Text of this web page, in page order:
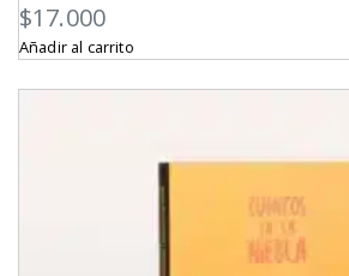
$17.000
Añadir al carrito